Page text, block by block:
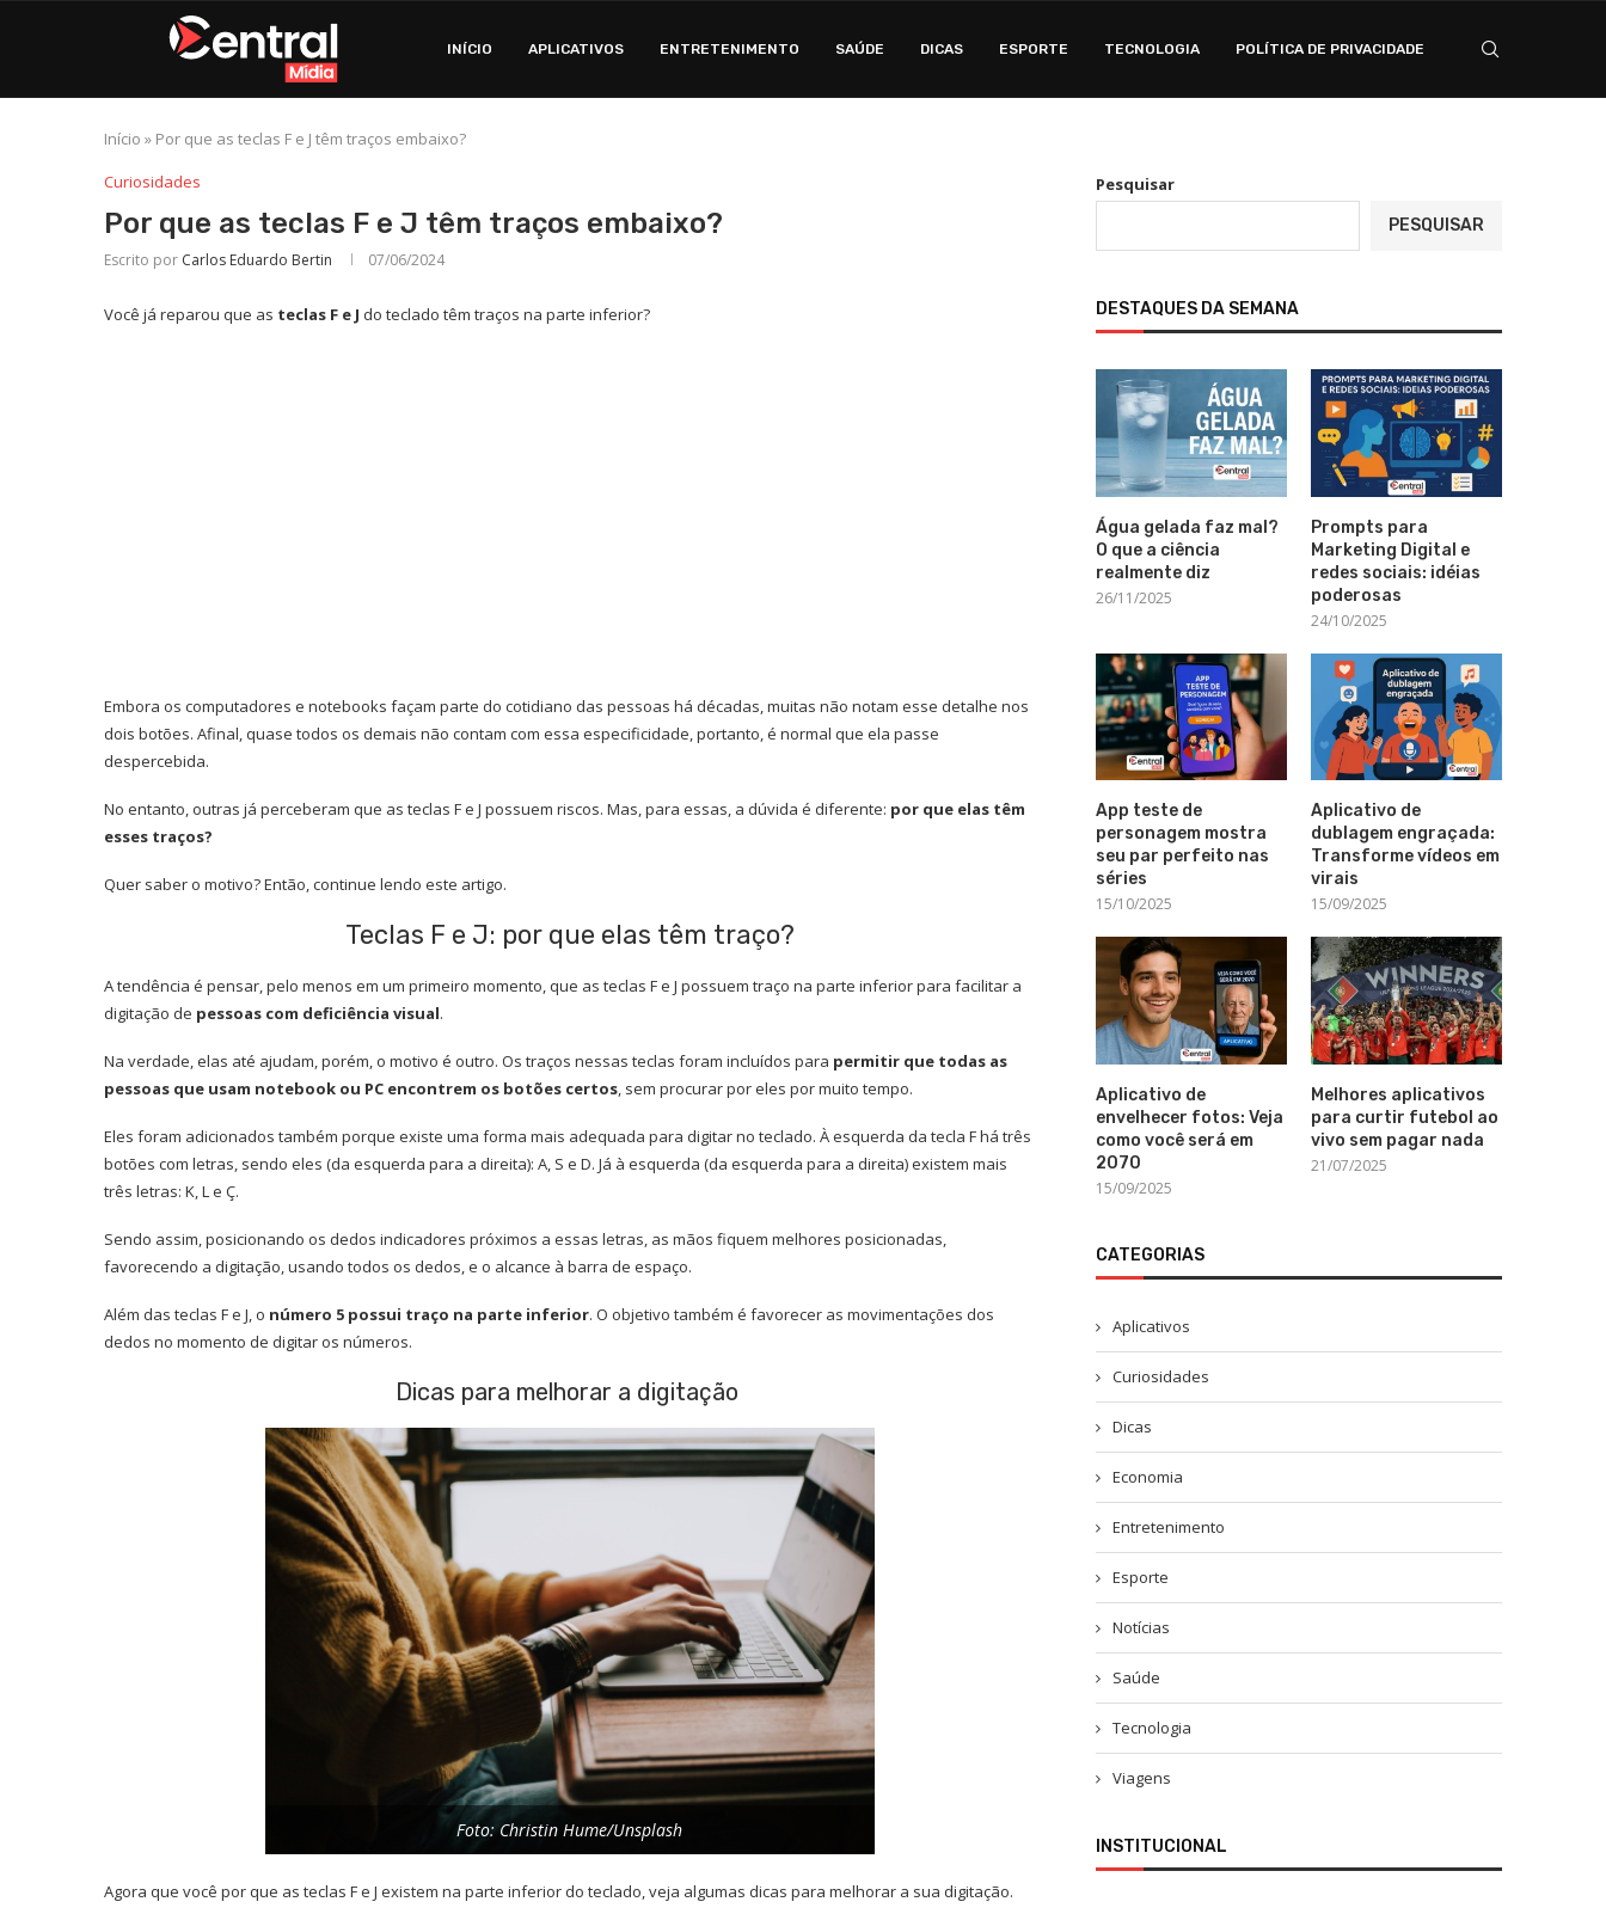
INÍCIO APLICATIVOS ENTRETENIMENTO SAÚDE DICAS ESPORTE TECNOLOGIA POLÍTICA DE PRIVACIDADE
Início » Por que as teclas F e J têm traços embaixo?
Curiosidades
Por que as teclas F e J têm traços embaixo?
Escrito por Carlos Eduardo Bertin 07/06/2024
Você já reparou que as teclas F e J do teclado têm traços na parte inferior?
Embora os computadores e notebooks façam parte do cotidiano das pessoas há décadas, muitas não notam esse detalhe nos
dois botões. Afinal, quase todos os demais não contam com essa especificidade, portanto, é normal que ela passe
despercebida.
No entanto, outras já perceberam que as teclas F e J possuem riscos. Mas, para essas, a dúvida é diferente: por que elas têm
esses traços?
Quer saber o motivo? Então, continue lendo este artigo.
Teclas F e J: por que elas têm traço?
A tendência é pensar, pelo menos em um primeiro momento, que as teclas F e J possuem traço na parte inferior para facilitar a
digitação de pessoas com deficiência visual.
Na verdade, elas até ajudam, porém, o motivo é outro. Os traços nessas teclas foram incluídos para permitir que todas as
pessoas que usam notebook ou PC encontrem os botões certos, sem procurar por eles por muito tempo.
Eles foram adicionados também porque existe uma forma mais adequada para digitar no teclado. À esquerda da tecla F há três
botões com letras, sendo eles (da esquerda para a direita): A, S e D. Já à esquerda (da esquerda para a direita) existem mais
três letras: K, L e Ç.
Sendo assim, posicionando os dedos indicadores próximos a essas letras, as mãos fiquem melhores posicionadas,
favorecendo a digitação, usando todos os dedos, e o alcance à barra de espaço.
Além das teclas F e J, o número 5 possui traço na parte inferior. O objetivo também é favorecer as movimentações dos
dedos no momento de digitar os números.
Dicas para melhorar a digitação
Foto: Christin Hume/Unsplash
Agora que você por que as teclas F e J existem na parte inferior do teclado, veja algumas dicas para melhorar a sua digitação.
Pesquisar
PESQUISAR
DESTAQUES DA SEMANA
Água gelada faz mal?
O que a ciência
realmente diz
26/11/2025
Prompts para
Marketing Digital e
redes sociais: idéias
poderosas
24/10/2025
App teste de
personagem mostra
seu par perfeito nas
séries
15/10/2025
Aplicativo de
dublagem engraçada:
Transforme vídeos em
virais
15/09/2025
Aplicativo de
envelhecer fotos: Veja
como você será em
2070
15/09/2025
Melhores aplicativos
para curtir futebol ao
vivo sem pagar nada
21/07/2025
CATEGORIAS
Aplicativos
Curiosidades
Dicas
Economia
Entretenimento
Esporte
Notícias
Saúde
Tecnologia
Viagens
INSTITUCIONAL